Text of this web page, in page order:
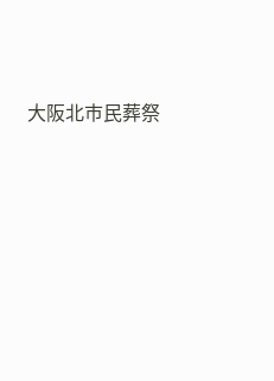
大阪北市民葬祭